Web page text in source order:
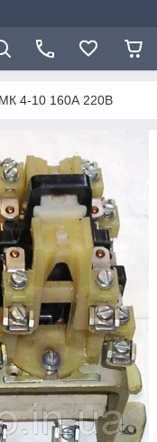
МК 4-10 160А 220В